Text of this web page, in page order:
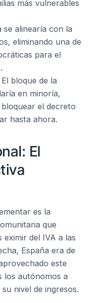
más vulnerables
se alinearía con la
eliminando una de
para el
El bloque de la
en minoría,
el decreto
hasta ahora.
El
es la
que
eximir del IVA a las
España era de
este
los autónomos a
nivel de ingresos.